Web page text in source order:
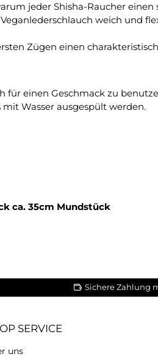
jeder Shisha-Raucher einen
weich und
Zügen einen
für einen Geschmack zu
Wasser ausgespült werden.
ca. 35cm Mundstück
Sichere Zahlung
SERVICE
uns